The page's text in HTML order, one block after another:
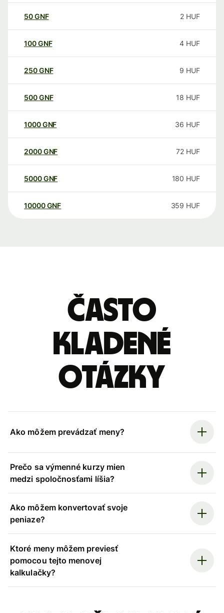
50GNF 2 HUF
100GNF 4 HUF
250GNF 9 HUF
500GNF 18 HUF
1000GNF 36 HUF
2000GNF 72 HUF
5000GNF 180 HUF
10000 GNF 359 HUF
Často
kladené
otázky
Ako môžem prevádzať meny?
Prečo sa výmenné kurzy mien
medzi spoločnosťami líšia?
Ako môžem konvertovať svoje
peniaze?
Ktoré meny môžem previesť
pomocou tejto menovej
kalkulačky?